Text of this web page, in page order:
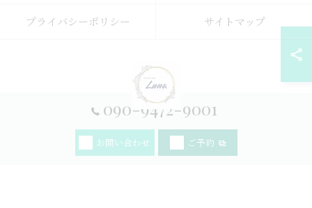
090-9472-9001
お問い合わせ ご予約
プライバシーポリシー サイトマップ
© 2026 宮崎県宮崎市のダイエットならYOSAPARK_Luna 神宮店 ALL RIGHTS
RESERVED.